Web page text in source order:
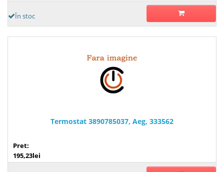
În stoc
Termostat 3890785037, Aeg, 333562
Pret:
195,23lei